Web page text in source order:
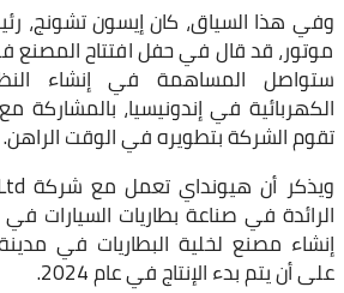
وفي هذا السياق، كان إيسون تشونج،
موتور، قد قال في حفل افتتاح المصنع
ستواصل المساهمة في إنشاء
الكهربائية في إندونيسيا، بالمشاركة
تقوم الشركة بتطويره في الوقت الراهن.
الرائدة في صناعة بطاريات السيارات
إنشاء مصنع لخلية البطاريات في مدينة
على أن يتم بدء الإنتاج في عام 2024.